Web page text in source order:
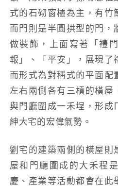
式的石砌窗櫺為主，有竹
而門則是半圓拱型的門，
做裝飾，上面寫著「禮
報」、「平安」，展現了
而形式為對稱式的平面配
左右兩側各有三槓的橫屋
與門廳圍成一禾埕，形成
紳大宅的宏偉氣勢。
劉宅的建築兩側的橫屋則
屋和門廳圍成的大禾程
慶、產業等活動都會在此